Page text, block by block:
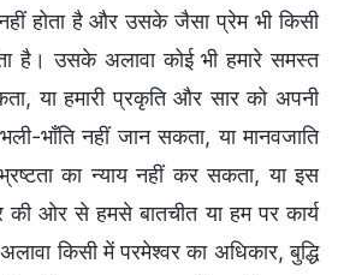
होता है और उसके जैसा प्रेम भी किसी
है। उसके अलावा कोई भी हमारे समस्त
या हमारी प्रकृति और सार को अपनी
भाँति नहीं जान सकता, या मानवजाति
का न्याय नहीं कर सकता, या इस
की ओर से हमसे बातचीत या हम पर कार्य
किसी में परमेश्वर का अधिकार, बुद्धि